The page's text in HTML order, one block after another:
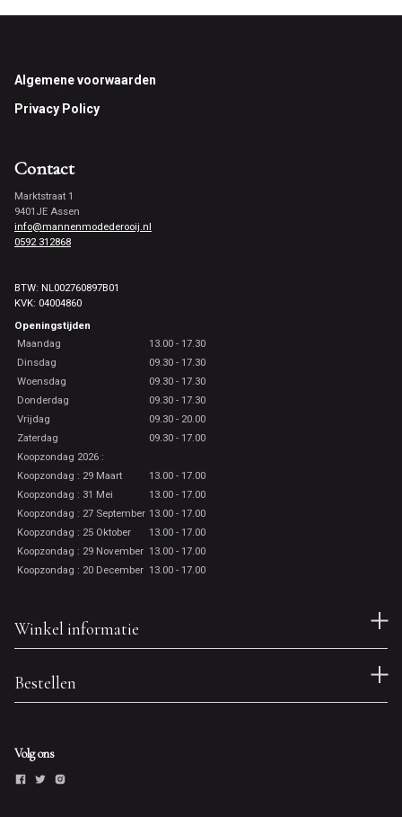
Footer
Algemene voorwaarden
Privacy Policy
Contact
Marktstraat 1
9401JE Assen
info@mannenmodederooij.nl
0592 312868
BTW: NL002760897B01
KVK: 04004860
Openingstijden
Maandag
13.00 - 17.30
Dinsdag
09.30 - 17.30
Woensdag
09.30 - 17.30
Donderdag
09.30 - 17.30
Vrijdag
09.30 - 20.00
Zaterdag
09.30 - 17.00
Koopzondag 2026 :
Koopzondag : 29 Maart
13.00 - 17.00
Koopzondag : 31 Mei
13.00 - 17.00
Koopzondag : 27 September 13.00 - 17.00
Koopzondag : 25 Oktober
13.00 - 17.00
Koopzondag : 29 November 13.00 - 17.00
Koopzondag : 20 December 13.00 - 17.00
Winkel informatie
Bestellen
Volg ons